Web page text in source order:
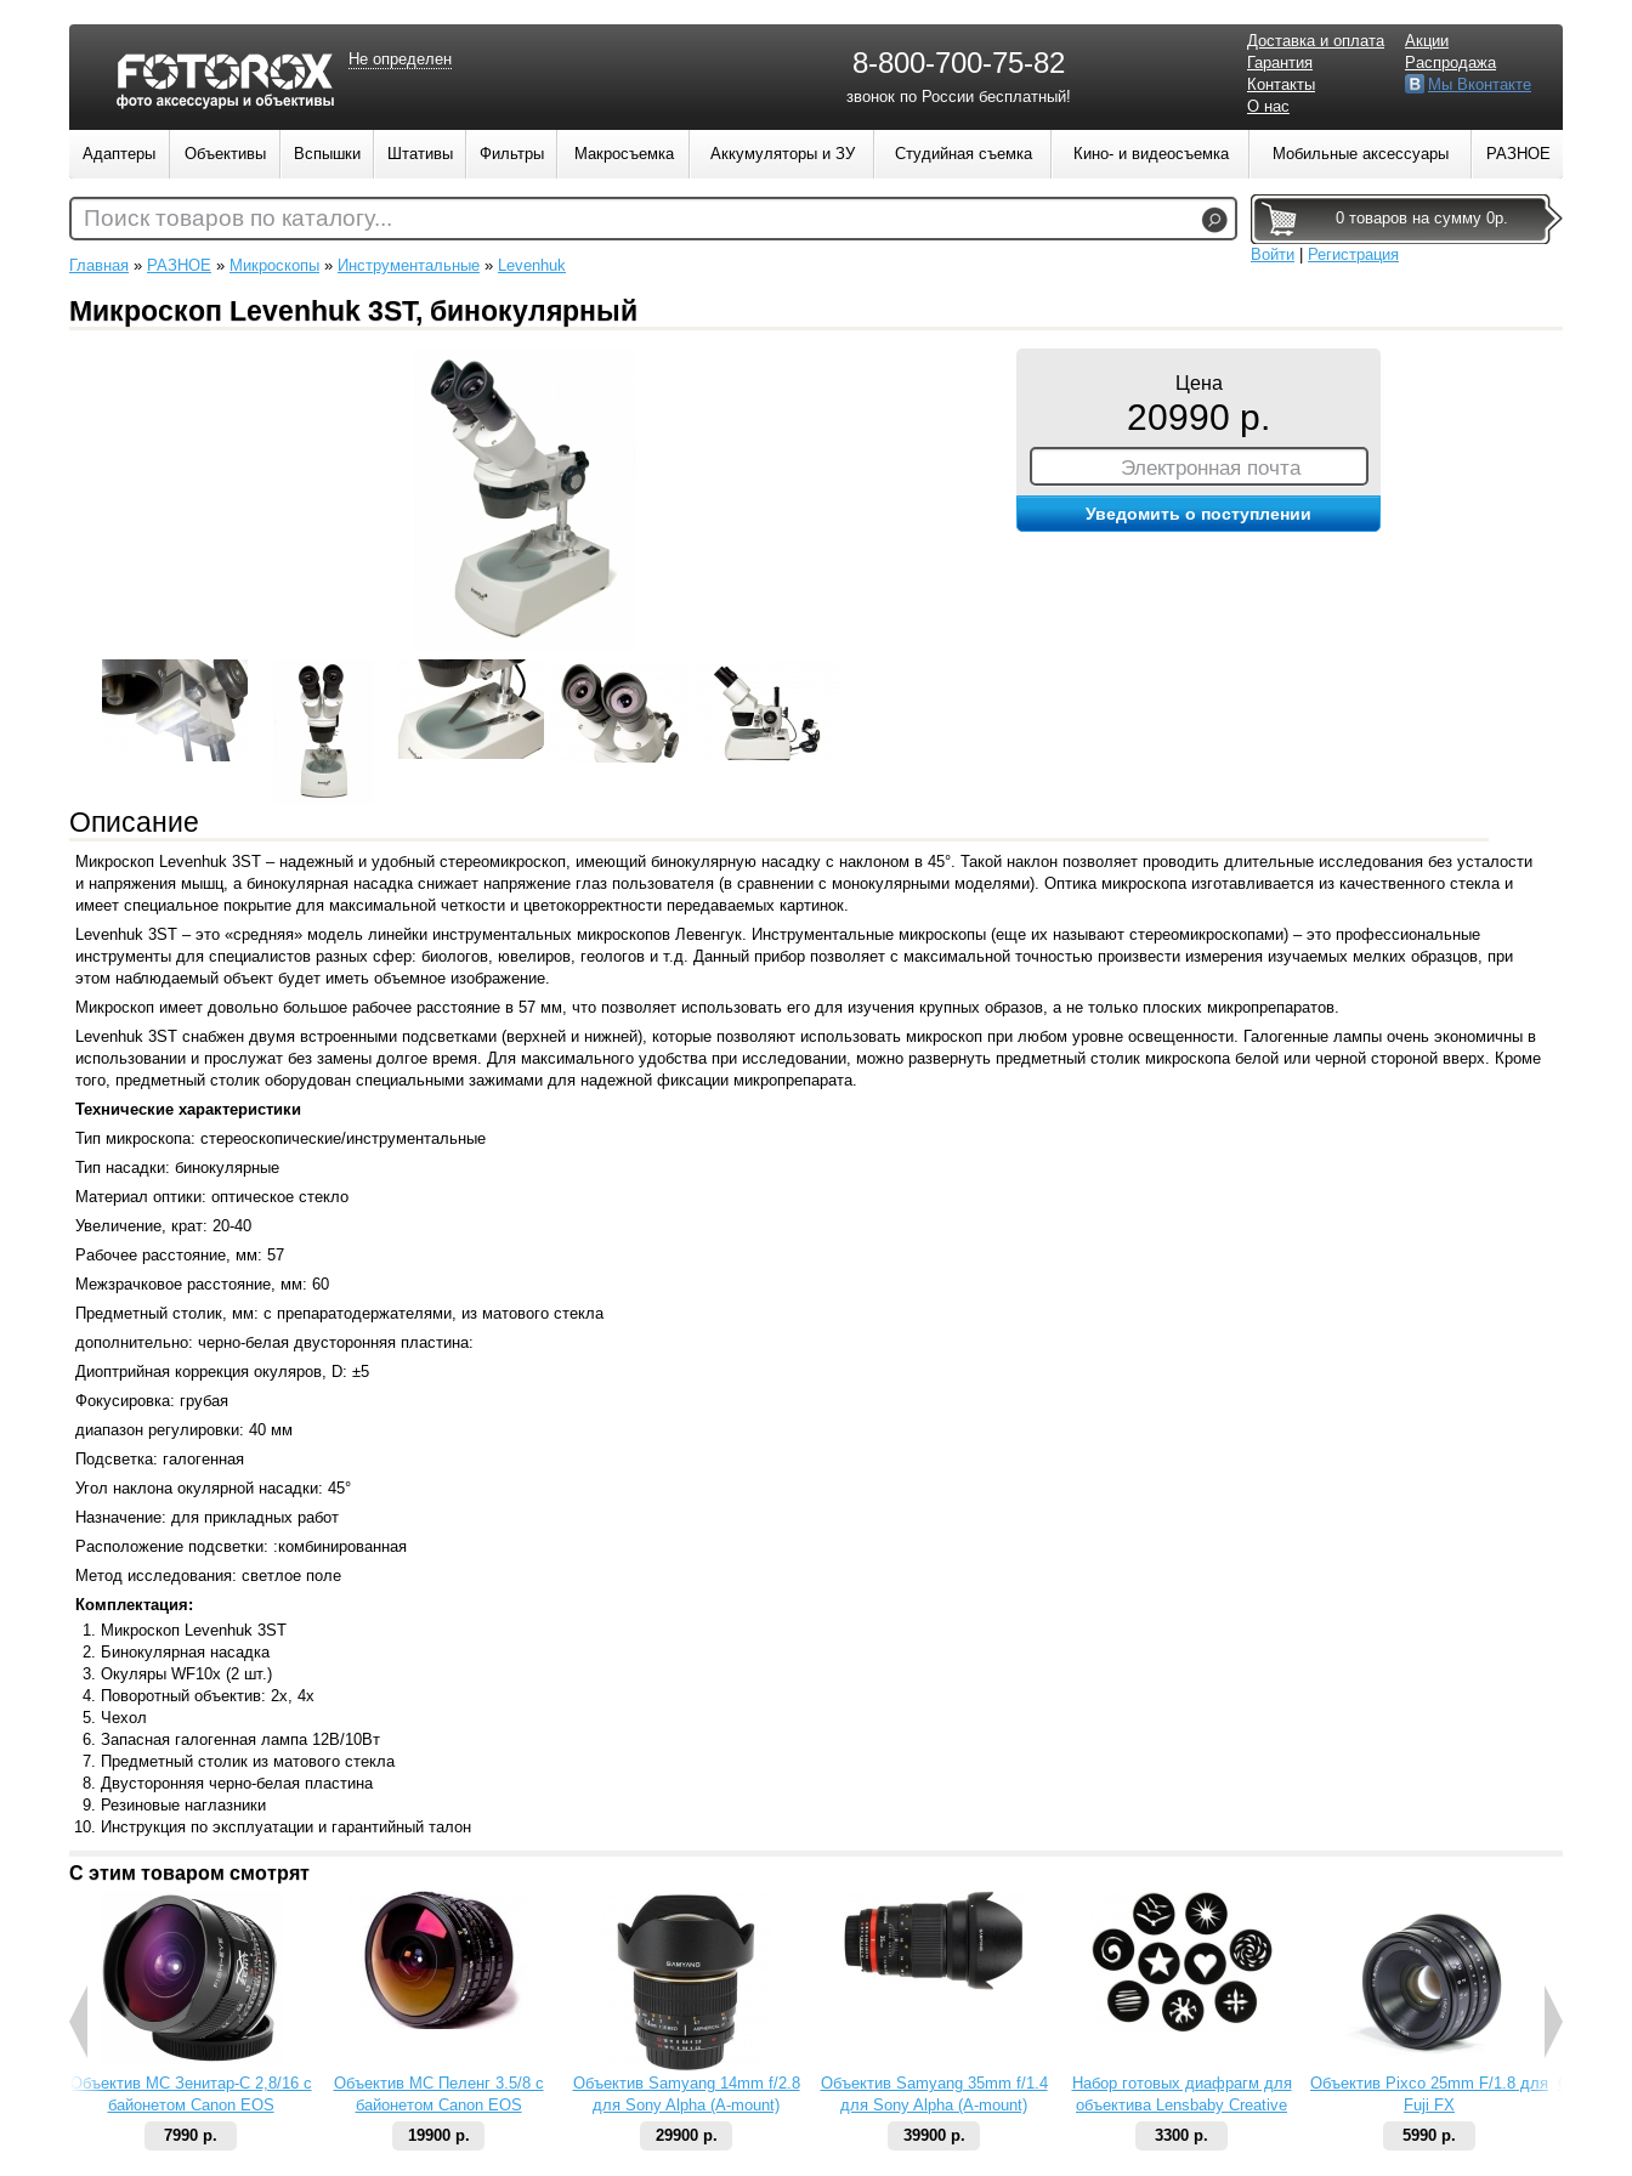
Главная » РАЗНОЕ » Микроскопы » Инструментальные » Levenhuk
Микроскоп Levenhuk 3ST, бинокулярный
Цена
20990 р.
Электронная почта
Описание
Микроскоп Levenhuk 3ST – надежный и удобный стереомикроскоп, имеющий бинокулярную насадку с наклоном в 45°. Такой наклон позволяет проводить длительные исследования без усталости
и напряжения мышц, а бинокулярная насадка снижает напряжение глаз пользователя (в сравнении с монокулярными моделями). Оптика микроскопа изготавливается из качественного стекла и
имеет специальное покрытие для максимальной четкости и цветокорректности передаваемых картинок.
Levenhuk 3ST – это «средняя» модель линейки инструментальных микроскопов Левенгук. Инструментальные микроскопы (еще их называют стереомикроскопами) – это профессиональные
инструменты для специалистов разных сфер: биологов, ювелиров, геологов и т.д. Данный прибор позволяет с максимальной точностью произвести измерения изучаемых мелких образцов, при
этом наблюдаемый объект будет иметь объемное изображение.
Микроскоп имеет довольно большое рабочее расстояние в 57 мм, что позволяет использовать его для изучения крупных образов, а не только плоских микропрепаратов.
Levenhuk 3ST снабжен двумя встроенными подсветками (верхней и нижней), которые позволяют использовать микроскоп при любом уровне освещенности. Галогенные лампы очень экономичны в
использовании и прослужат без замены долгое время. Для максимального удобства при исследовании, можно развернуть предметный столик микроскопа белой или черной стороной вверх. Кроме
того, предметный столик оборудован специальными зажимами для надежной фиксации микропрепарата.
Технические характеристики
Тип микроскопа: стереоскопические/инструментальные
Тип насадки: бинокулярные
Материал оптики: оптическое стекло
Увеличение, крат: 20-40
Рабочее расстояние, мм: 57
Межзрачковое расстояние, мм: 60
Предметный столик, мм: с препаратодержателями, из матового стекла
дополнительно: черно-белая двусторонняя пластина:
Диоптрийная коррекция окуляров, D: ±5
Фокусировка: грубая
диапазон регулировки: 40 мм
Подсветка: галогенная
Угол наклона окулярной насадки: 45°
Назначение: для прикладных работ
Расположение подсветки: :комбинированная
Метод исследования: светлое поле
Комплектация:
Микроскоп Levenhuk 3ST
Бинокулярная насадка
Окуляры WF10x (2 шт.)
Поворотный объектив: 2x, 4x
Чехол
Запасная галогенная лампа 12В/10Вт
Предметный столик из матового стекла
Двусторонняя черно-белая пластина
Резиновые наглазники
Инструкция по эксплуатации и гарантийный талон
С этим товаром смотрят
Объектив МС Зенитар-C 2,8/16 с
байонетом Canon EOS
7990 р.
Объектив МС Пеленг 3.5/8 с
байонетом Canon EOS
19900 р.
Объектив Samyang 14mm f/2.8
для Sony Alpha (A-mount)
29900 р.
Объектив Samyang 35mm f/1.4
для Sony Alpha (A-mount)
39900 р.
Набор готовых диафрагм для
объектива Lensbaby Creative
Aperture Kit 2
3300 р.
Объектив Pixco 25mm F/1.8 для
Fuji FX
5990 р.
Не определен 8-800-700-75-82
звонок по России бесплатный!
Доставка и оплата
Гарантия
Контакты
О нас
Акции
Распродажа
Мы Вконтакте
Адаптеры Объективы Вспышки Штативы Фильтры Макросъемка Аккумуляторы и ЗУ Студийная съемка Кино- и видеосъемка Мобильные аксессуары РАЗНОЕ
0 товаров на сумму 0р.
Войти
Регистрация
Поиск товаров по каталогу...